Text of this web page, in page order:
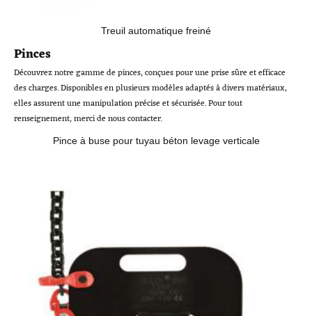
Treuil automatique freiné
Pinces
Découvrez notre gamme de pinces, conçues pour une prise sûre et efficace
des charges. Disponibles en plusieurs modèles adaptés à divers matériaux,
elles assurent une manipulation précise et sécurisée. Pour tout
renseignement, merci de nous contacter.
Pince à buse pour tuyau béton levage verticale